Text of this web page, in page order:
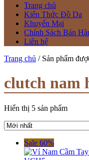
Trang chủ
Kiến Thức Đồ Da
Khuyến Mại
Chính Sách Bán
Liên hệ
Trang chủ / Sản phẩm
clutch nam
Hiển thị 5 sản phẩm
Sale 60%